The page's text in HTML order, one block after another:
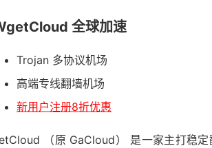
全球加速
Trojan 多协议机场
高端专线翻墙机场
新用户注册8折优惠
（原 GaCloud） 是一家主打稳